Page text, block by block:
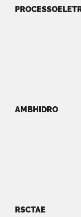
AMBHIDRO
RSCTAE